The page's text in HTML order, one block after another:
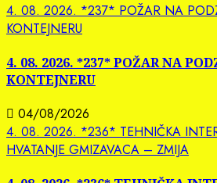
4. 08. 2026. *237* POŽAR NA
KONTEJNERU
4. 08. 2026. *237* POŽAR NA
KONTEJNERU
04/08/2026
4. 08. 2026. *236* TEHNIČKA
HVATANJE GMIZAVACA – ZMIJA